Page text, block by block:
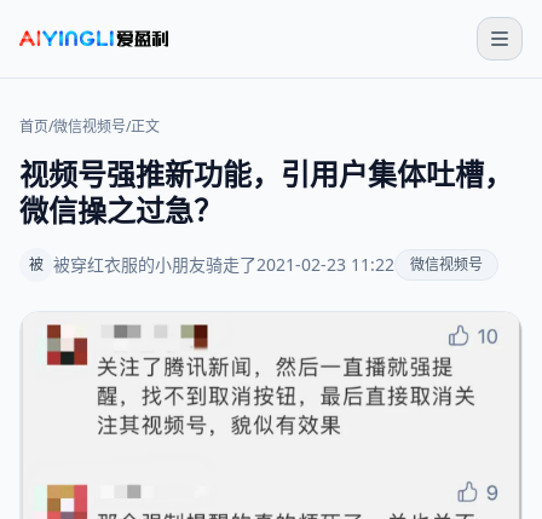
首页/微信视频号/正文
视频号强推新功能，引用户集体吐槽，
微信操之过急？
被 被穿红衣服的小朋友骑走了2021-02-23 11:22 微信视频号